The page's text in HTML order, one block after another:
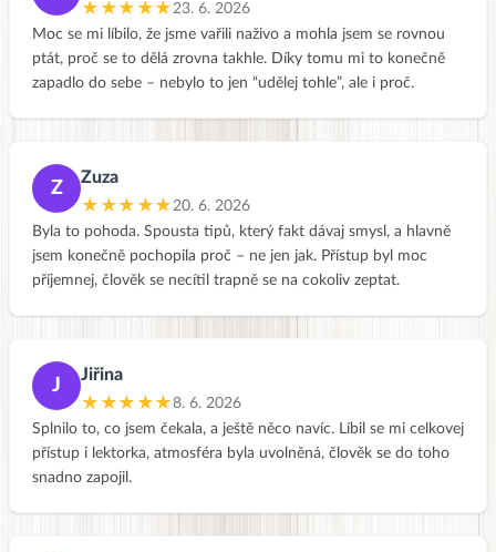
★★★★★23. 6. 2026
Moc se mi líbilo, že jsme vařili naživo a mohla jsem se rovnou
ptát, proč se to dělá zrovna takhle. Díky tomu mi to konečně
zapadlo do sebe – nebylo to jen “udělej tohle”, ale i proč.
Z
Zuza
★★★★★20. 6. 2026
Byla to pohoda. Spousta tipů, který fakt dávaj smysl, a hlavně
jsem konečně pochopila proč – ne jen jak. Přístup byl moc
příjemnej, člověk se necítil trapně se na cokoliv zeptat.
J
Jiřina
★★★★★8. 6. 2026
Splnilo to, co jsem čekala, a ještě něco navíc. Líbil se mi celkovej
přístup i lektorka, atmosféra byla uvolněná, člověk se do toho
snadno zapojil.